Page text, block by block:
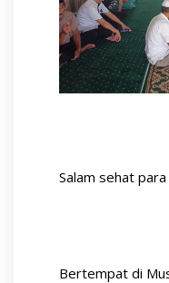
Salam sehat
Bertempat di